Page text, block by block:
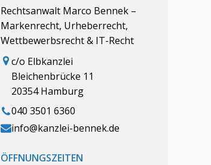
Rechtsanwalt Marco Bennek –
Markenrecht, Urheberrecht,
Wettbewerbsrecht & IT-Recht
c/o Elbkanzlei
Bleichenbrücke 11
20354 Hamburg
040 3501 6360
info@kanzlei-bennek.de
ÖFFNUNGSZEITEN